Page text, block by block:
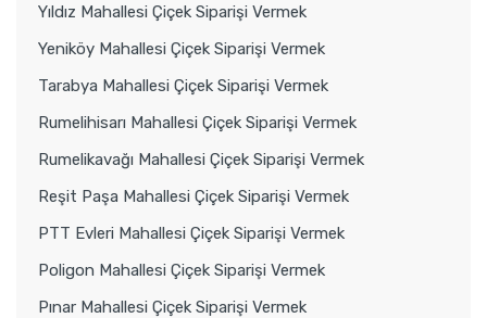
Yıldız Mahallesi Çiçek Siparişi Vermek
Yeniköy Mahallesi Çiçek Siparişi Vermek
Tarabya Mahallesi Çiçek Siparişi Vermek
Rumelihisarı Mahallesi Çiçek Siparişi Vermek
Rumelikavağı Mahallesi Çiçek Siparişi Vermek
Reşit Paşa Mahallesi Çiçek Siparişi Vermek
PTT Evleri Mahallesi Çiçek Siparişi Vermek
Poligon Mahallesi Çiçek Siparişi Vermek
Pınar Mahallesi Çiçek Siparişi Vermek